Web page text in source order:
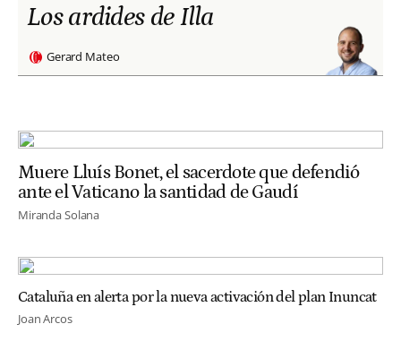
Los ardides de Illa
Gerard Mateo
Muere Lluís Bonet, el sacerdote que defendió
ante el Vaticano la santidad de Gaudí
Miranda Solana
Cataluña en alerta por la nueva activación del plan Inuncat
Joan Arcos